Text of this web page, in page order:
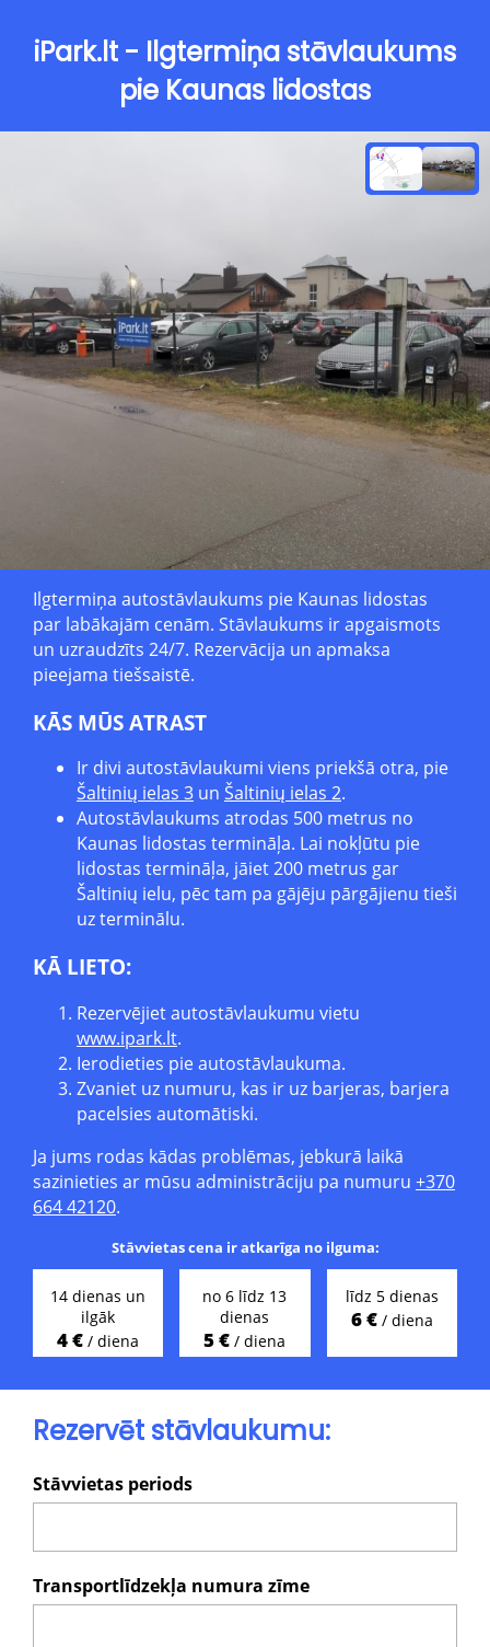
iPark.lt - Ilgtermiņa stāvlaukums
pie Kaunas lidostas
Ilgtermiņa autostāvlaukums pie Kaunas lidostas
par labākajām cenām. Stāvlaukums ir apgaismots
un uzraudzīts 24/7. Rezervācija un apmaksa
pieejama tiešsaistē.
KĀS MŪS ATRAST
Ir divi autostāvlaukumi viens priekšā otra, pie
Šaltinių ielas 3 un Šaltinių ielas 2.
Autostāvlaukums atrodas 500 metrus no
Kaunas lidostas termināļa. Lai nokļūtu pie
lidostas termināļa, jāiet 200 metrus gar
Šaltinių ielu, pēc tam pa gājēju pārgājienu tieši
uz terminālu.
KĀ LIETO:
Rezervējiet autostāvlaukumu vietu
www.ipark.lt.
Ierodieties pie autostāvlaukuma.
Zvaniet uz numuru, kas ir uz barjeras, barjera
pacelsies automātiski.
Ja jums rodas kādas problēmas, jebkurā laikā
sazinieties ar mūsu administrāciju pa numuru +370
664 42120.
Stāvvietas cena ir atkarīga no ilguma:
14 dienas un
ilgāk
4 € / diena
no 6 līdz 13
dienas
5 € / diena
līdz 5 dienas
6 €/ diena
Rezervēt stāvlaukumu:
Stāvvietas periods
Transportlīdzekļa numura zīme